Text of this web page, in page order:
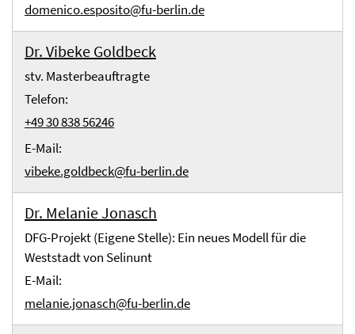
domenico.esposito@fu-berlin.de
Dr. Vibeke Goldbeck
stv. Masterbeauftragte
Telefon:
+49 30 838 56246
E-Mail:
vibeke.goldbeck@fu-berlin.de
Dr. Melanie Jonasch
DFG-Projekt (Eigene Stelle): Ein neues Modell für die
Weststadt von Selinunt
E-Mail:
melanie.jonasch@fu-berlin.de